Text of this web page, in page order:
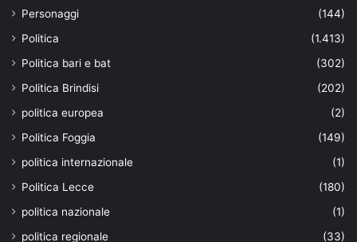
Personaggi
(144)
Politica
(1.413)
Politica bari e bat
(302)
Politica Brindisi
(202)
politica europea
(2)
Politica Foggia
(149)
politica internazionale
(1)
Politica Lecce
(180)
politica nazionale
(1)
politica regionale
(33)